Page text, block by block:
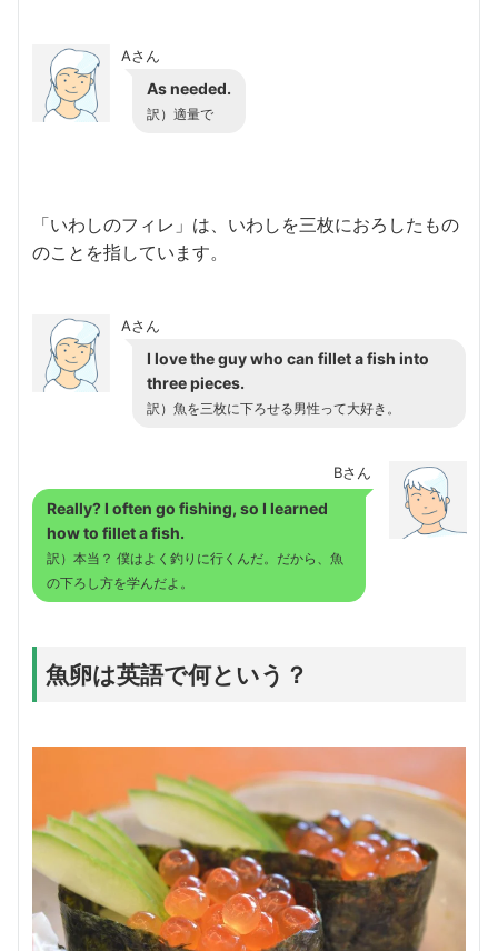
Aさん
As needed.
訳）適量で
「いわしのフィレ」は、いわしを三枚におろしたもの
のことを指しています。
Aさん
I love the guy who can fillet a fish into
three pieces.
訳）魚を三枚に下ろせる男性って大好き。
Bさん
Really? I often go fishing, so I learned
how to fillet a fish.
訳）本当？ 僕はよく釣りに行くんだ。だから、魚
の下ろし方を学んだよ。
魚卵は英語で何という？